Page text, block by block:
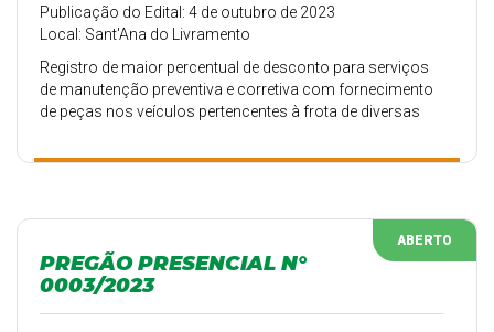
Publicação do Edital: 4 de outubro de 2023
Local: Sant'Ana do Livramento
Registro de maior percentual de desconto para serviços
de manutenção preventiva e corretiva com fornecimento
de peças nos veículos pertencentes à frota de diversas
Livramento (peças e serviços).
ABERTO
PREGÃO PRESENCIAL N°
0003/2023